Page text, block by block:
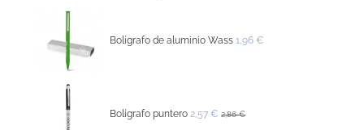
Bolígrafo de aluminio Wass 1,96 €
Bolígrafo puntero 2,57 € 2,86 €